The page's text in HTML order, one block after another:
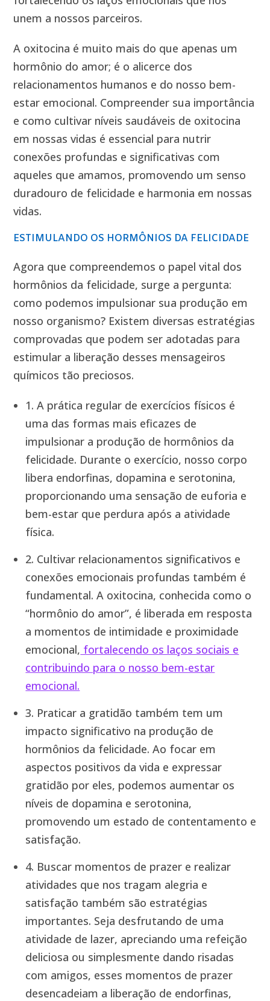
unem a nossos parceiros.
A oxitocina é muito mais do que apenas um
hormônio do amor; é o alicerce dos
relacionamentos humanos e do nosso bem-
estar emocional. Compreender sua importância
e como cultivar níveis saudáveis de oxitocina
em nossas vidas é essencial para nutrir
conexões profundas e significativas com
aqueles que amamos, promovendo um senso
duradouro de felicidade e harmonia em nossas
vidas.
ESTIMULANDO OS HORMÔNIOS DA FELICIDADE
Agora que compreendemos o papel vital dos
hormônios da felicidade, surge a pergunta:
como podemos impulsionar sua produção em
nosso organismo? Existem diversas estratégias
comprovadas que podem ser adotadas para
estimular a liberação desses mensageiros
químicos tão preciosos.
1. A prática regular de exercícios físicos é
uma das formas mais eficazes de
impulsionar a produção de hormônios da
felicidade. Durante o exercício, nosso corpo
libera endorfinas, dopamina e serotonina,
proporcionando uma sensação de euforia e
bem-estar que perdura após a atividade
física.
2. Cultivar relacionamentos significativos e
conexões emocionais profundas também é
fundamental. A oxitocina, conhecida como o
“hormônio do amor”, é liberada em resposta
a momentos de intimidade e proximidade
emocional, fortalecendo os laços sociais e
contribuindo para o nosso bem-estar
emocional.
3. Praticar a gratidão também tem um
impacto significativo na produção de
hormônios da felicidade. Ao focar em
aspectos positivos da vida e expressar
gratidão por eles, podemos aumentar os
níveis de dopamina e serotonina,
promovendo um estado de contentamento e
satisfação.
4. Buscar momentos de prazer e realizar
atividades que nos tragam alegria e
satisfação também são estratégias
importantes. Seja desfrutando de uma
atividade de lazer, apreciando uma refeição
deliciosa ou simplesmente dando risadas
com amigos, esses momentos de prazer
desencadeiam a liberação de endorfinas,